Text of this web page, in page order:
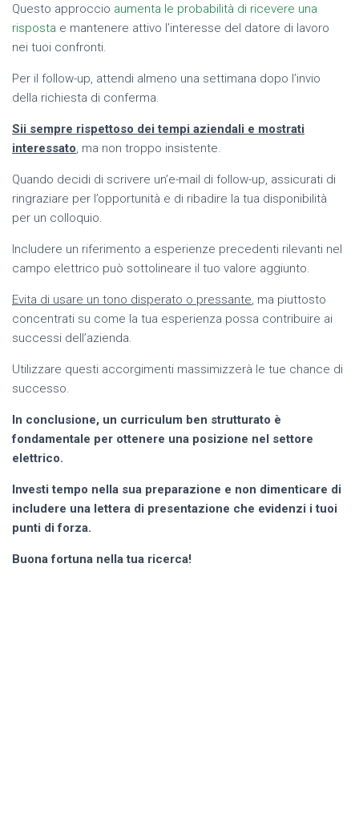
Questo approccio aumenta le probabilità di ricevere una
risposta e mantenere attivo l’interesse del datore di lavoro
nei tuoi confronti.
Per il follow-up, attendi almeno una settimana dopo l’invio
della richiesta di conferma.
Sii sempre rispettoso dei tempi aziendali e mostrati
interessato, ma non troppo insistente.
Quando decidi di scrivere un’e-mail di follow-up, assicurati di
ringraziare per l’opportunità e di ribadire la tua disponibilità
per un colloquio.
Includere un riferimento a esperienze precedenti rilevanti nel
campo elettrico può sottolineare il tuo valore aggiunto.
Evita di usare un tono disperato o pressante, ma piuttosto
concentrati su come la tua esperienza possa contribuire ai
successi dell’azienda.
Utilizzare questi accorgimenti massimizzerà le tue chance di
successo.
In conclusione, un curriculum ben strutturato è
fondamentale per ottenere una posizione nel settore
elettrico.
Investi tempo nella sua preparazione e non dimenticare di
includere una lettera di presentazione che evidenzi i tuoi
punti di forza.
Buona fortuna nella tua ricerca!